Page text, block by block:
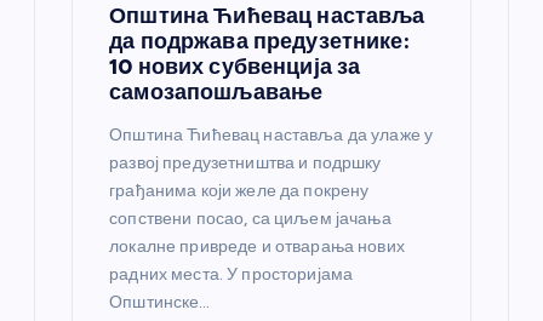
Општина Ћићевац наставља
да подржава предузетнике:
10 нових субвенција за
самозапошљавање
Општина Ћићевац наставља да улаже у
развој предузетништва и подршку
грађанима који желе да покрену
сопствени посао, са циљем јачања
локалне привреде и отварања нових
радних места. У просторијама
Општинске…